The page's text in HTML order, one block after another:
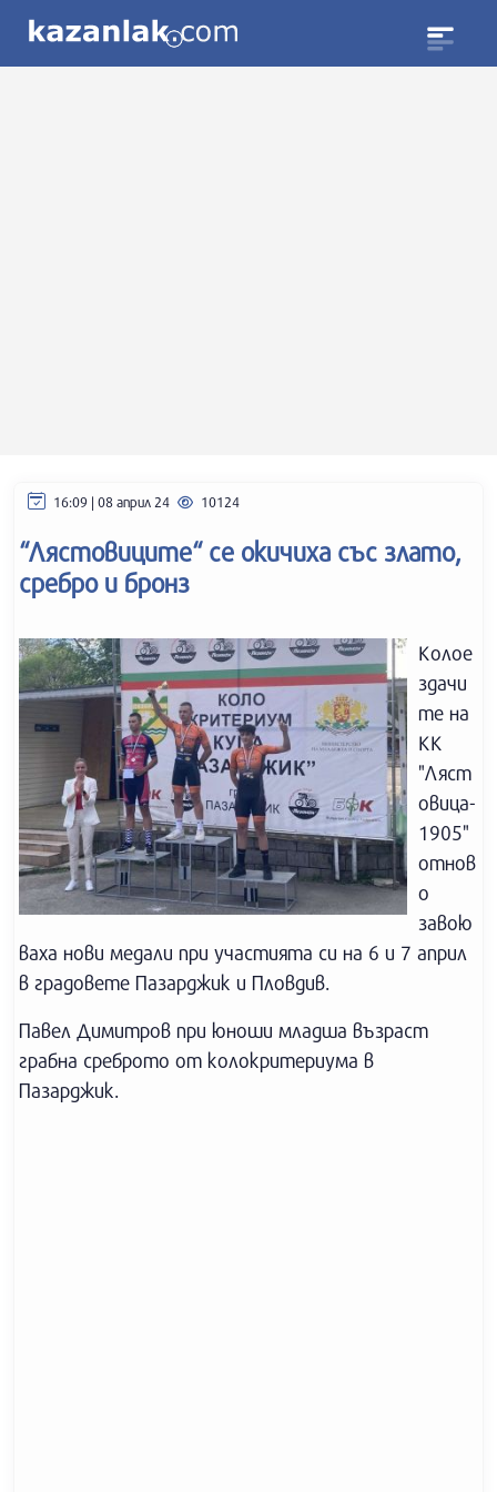
16:09 | 08 април 24 10124
“Лястовиците“ се окичиха със злато,
сребро и бронз
Колое
здачи
те на
КК
"Ляст
овица-
1905"
отнов
о
завою
ваха нови медали при участията си на 6 и 7 април
в градовете Пазарджик и Пловдив.
Павел Димитров при юноши младша възраст
грабна среброто от колокритериума в
Пазарджик.